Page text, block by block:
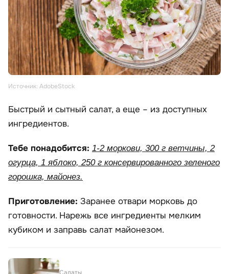
Источник: AdobeStock
Быстрый и сытный салат, а еще – из доступных
ингредиентов.
Тебе понадобится: 1-2 моркови, 300 г ветчины, 2
огурца, 1 яблоко, 250 г консервированного зеленого
горошка, майонез.
Приготовление: Заранее отвари морковь до
готовности. Нарежь все ингредиенты мелким
кубиком и заправь салат майонезом.